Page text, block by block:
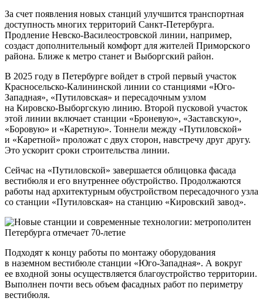
За счет появления новых станций улучшится транспортная
доступность многих территорий Санкт-Петербурга.
Продление Невско-Василеостровской линии, например,
создаст дополнительный комфорт для жителей Приморского
района. Ближе к метро станет и Выборгский район.
В 2025 году в Петербурге войдет в строй первый участок
Красносельско-Калининской линии со станциями «Юго-
Западная», «Путиловская» и пересадочным узлом
на Кировско-Выборгскую линию. Второй пусковой участок
этой линии включает станции «Броневую», «Заставскую»,
«Боровую» и «Каретную». Тоннели между «Путиловской»
и «Каретной» проложат с двух сторон, навстречу друг другу.
Это ускорит сроки строительства линии.
Сейчас на «Путиловской» завершается облицовка фасада
вестибюля и его внутреннее обустройство. Продолжаются
работы над архитектурным обустройством пересадочного узла
со станции «Путиловская» на станцию «Кировский завод».
Подходят к концу работы по монтажу оборудования
в наземном вестибюле станции «Юго-Западная». А вокруг
ее входной зоны осуществляется благоустройство территории.
Выполнен почти весь объем фасадных работ по периметру
вестибюля.